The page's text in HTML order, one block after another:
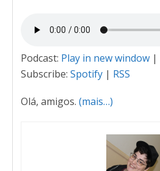
Podcast: Play in new window|
Subscribe: Spotify| RSS
Olá, amigos. (mais…)